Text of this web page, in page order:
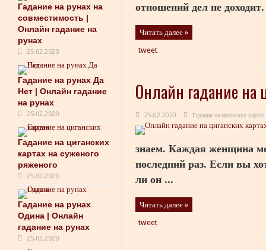
отношений дел не
Читать далее »
tweet
Онлайн гадание на
25.02.2020 Гадания на циганских картах
знаем. Каждая женщина
последний раз. Если вы
ли он ...
Читать далее »
tweet
Гадание на рунах на
совместимость |
Онлайн гадание на
рунах
25.02.2020
Гадание на рунах Да
Нет | Онлайн гадание
на рунах
25.02.2020
Гадание на циганских
картах на суженого
ряженого
25.02.2020
Гадание на рунах
Одина | Онлайн
гадание на рунах
25.02.2020